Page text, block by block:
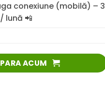
conexiune (mobilă) – 3
lună 📲
ACUM